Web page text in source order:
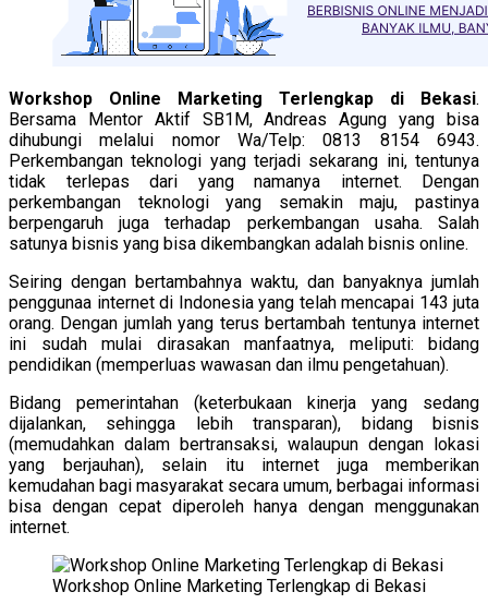
Workshop Online Marketing Terlengkap di Bekasi.
Bersama Mentor Aktif SB1M, Andreas Agung yang bisa
dihubungi melalui nomor Wa/Telp: 0813 8154 6943.
Perkembangan teknologi yang terjadi sekarang ini, tentunya
tidak terlepas dari yang namanya internet. Dengan
perkembangan teknologi yang semakin maju, pastinya
berpengaruh juga terhadap perkembangan usaha. Salah
satunya bisnis yang bisa dikembangkan adalah bisnis online.
Seiring dengan bertambahnya waktu, dan banyaknya jumlah
penggunaa internet di Indonesia yang telah mencapai 143 juta
orang. Dengan jumlah yang terus bertambah tentunya internet
ini sudah mulai dirasakan manfaatnya, meliputi: bidang
pendidikan (memperluas wawasan dan ilmu pengetahuan).
Bidang pemerintahan (keterbukaan kinerja yang sedang
dijalankan, sehingga lebih transparan), bidang bisnis
(memudahkan dalam bertransaksi, walaupun dengan lokasi
yang berjauhan), selain itu internet juga memberikan
kemudahan bagi masyarakat secara umum, berbagai informasi
bisa dengan cepat diperoleh hanya dengan menggunakan
internet.
Workshop Online Marketing Terlengkap di Bekasi